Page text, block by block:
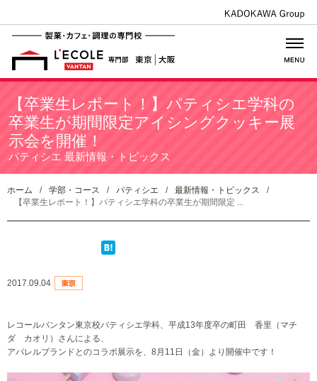
【卒業生レポート！】パティシエ学科の
卒業生が期間限定アイシングクッキー展
示会を開催！
パティシエ 最新情報・トピックス
ホーム / 学部・コース / パティシエ / 最新情報・トピックス
/
【卒業生レポート！】パティシエ学科の卒業生が期間限定 ...
2017.09.04
レコールバンタン東京校パティシエ学科、平成13年度卒の町田 香里（マチ
ダ カオリ）さんによる、
アパレルブランドとのコラボ展示を、8月11日（金）より開催中です！